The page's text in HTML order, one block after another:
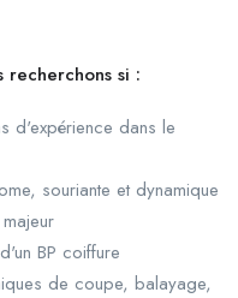
recherchons si :
d'expérience dans le
souriante et dynamique
BP coiffure
de coupe, balayage,